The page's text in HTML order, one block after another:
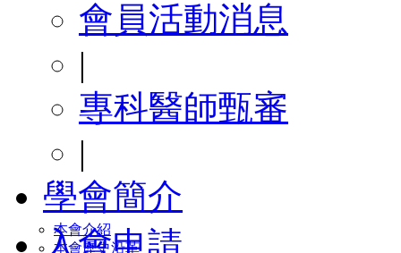
會員活動消息
|
專科醫師甄審
|
學會簡介
本會介紹
本會歷史沿革
入會申請